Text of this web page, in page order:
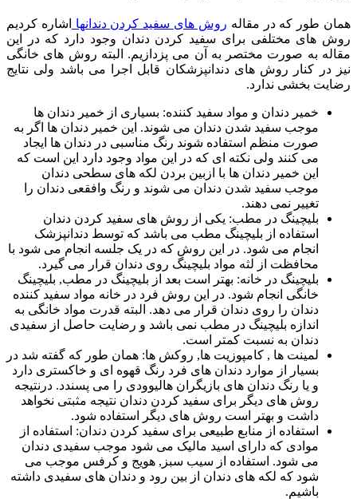
همان طور که در مقاله ر وش های سفید کردن دندانها
اشاره کردیم
روش های مختلفی برای سفید کردن دندان وجود دارد که در این
مقاله به صورت مختصر به آن می پزدازیم. البته روش های خانگی
نیز در کنار روش های دندانپزشکان قابل اجرا می باشد ولی نتایج
رضایت بخشی ندارد.
خمیر دندان و مواد سفید کننده: بسیاری از خمیر دندان ها
موجب سفید شدن دندان می شوند. این خمیر دندان ها اگر به
صورت منظم استفاده شوند رنگ مناسبی در دندان ها ایجاد
می کنند ولی نکته ای که در این مواد وجود دارد این است که
این خمیر دندان ها با ازبین بردن لکه های سطحی دندان
موجب سفید شدن دندان می شوند و رنگ وافقعی دندان را
تغییر نمی دهند.
بلیچینگ در مطب: یکی از روش های سفید کردن دندان
استفاده از بلیچینگ مطب می باشد که توسط دندانپزشک
انجام می شود. در این روش که در یک جلسه انجام می شود با
محافظت از لثه مواد بلیچینگ روی دندان قرار می گیرد.
بلیچینگ در خانه: بهتر است بعد از بلیچینگ در مطب, بلیچینگ
خانگی انجام شود. در این روش فرد در خانه مواد سفید کننده
دندان را روی دندان قرار می دهد. البته قدرت مواد خانگی به
اندازه بلیچینگ در مطب نمی باشد و رضایت حاصل از سفیدی
دندان به نسبت کمتر است.
لمینت ها , کامپوزیت ها, روکش ها: همان طور که گفته شد در
بسیار از موارد دندان های فرد رنگ قهوه ای و خاکستری دارد
و یا رنگ دندان های بازیگران هالیوودی را می پسندد. درنتیجه
روش های دیگر برای سفید کردن دندان نتیجه مثبتی نخواهد
داشت و بهتر است روش های دیگر استفاده شود.
استفاده از منابع طبیعی برای سفید کردن دندان: استفاده از
موادی که دارای اسید مالیک می شود موجب سفیدی دندان
می شود. استفاده از سیب سبز, هویج و کرفس موجب می
شود که لکه های دندان از بین رود و دندان های سفیدی داشته
باشیم.